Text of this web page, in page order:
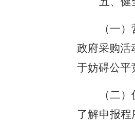
（一
政府采购活
于妨碍公平
（二
了解申报